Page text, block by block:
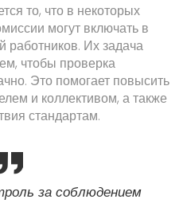
то, что в некоторых
могут включать в
работников. Их задача
чтобы проверка
Это помогает повысить
и коллективом, а также
стандартам.
за соблюдением